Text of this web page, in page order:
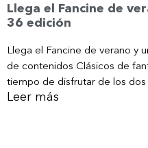
Llega el Fancine de
36 edición
Llega el Fancine de verano y
de contenidos Clásicos de
tiempo de disfrutar de los dos
Leer más